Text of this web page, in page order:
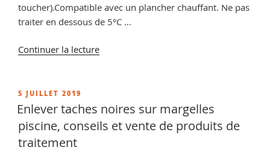
toucher).Compatible avec un plancher chauffant. Ne pas
traiter en dessous de 5°C …
Continuer la lecturede
sale,
conseil
PUBLIÉ
LE
5 JUILLET 2019
Enlever taches noires sur margelles
piscine, conseils et vente de produits de
traitement